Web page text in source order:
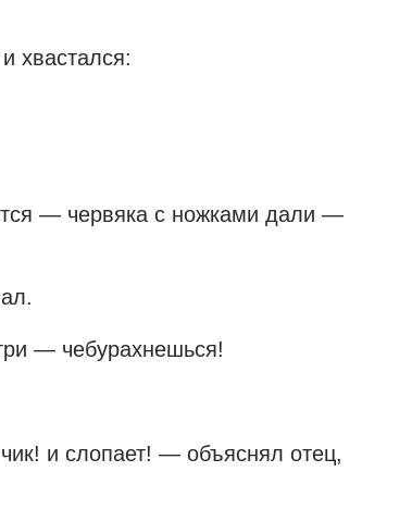
хвастался:
— червяка с ножками дали —
— чебурахнешься!
и слопает! — объяснял отец,